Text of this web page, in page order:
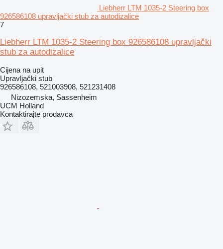
Liebherr LTM 1035-2 Steering box
926586108 upravljački stub za autodizalice
7
Liebherr LTM 1035-2 Steering box 926586108 upravljački
stub za autodizalice
Cijena na upit
Upravljački stub
926586108, 521003908, 521231408
Nizozemska, Sassenheim
UCM Holland
Kontaktirajte prodavca